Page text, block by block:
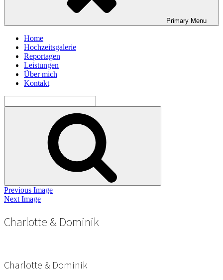
Primary Menu
Home
Hochzeitsgalerie
Reportagen
Leistungen
Über mich
Kontakt
for:
Previous Image
Next Image
Charlotte & Dominik
Charlotte & Dominik